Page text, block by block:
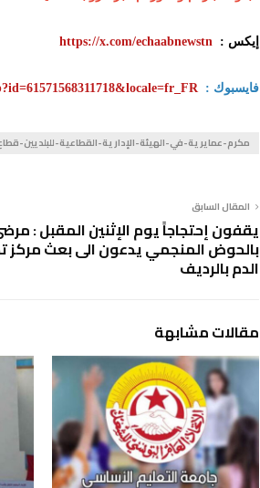
إيكس : https://x.com/echaabnewstn
فايسبوك :
مكرم-عمايرية-في-الهيئة-الإدارية-القطاعية-للبلديين-
المقال السابق
يقفون إحتجاجاً يوم الإثنين المقبل :
بالحوض المنجمي يدعون الى بعث مركز
الدم بالرديف
مقالات مشابهة